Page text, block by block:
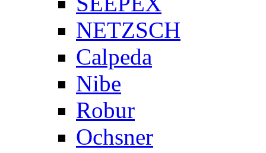
NETZSCH
Сalpeda
Nibe
Robur
Ochsner